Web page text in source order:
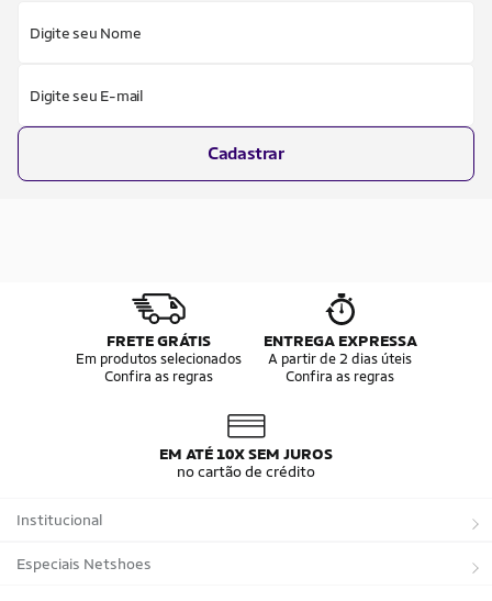
Digite seu Nome
Digite seu E-mail
Cadastrar
FRETE GRÁTIS
Em produtos selecionados
Confira as regras
ENTREGA EXPRESSA
A partir de 2 dias úteis
Confira as regras
EM ATÉ 10X SEM JUROS
no cartão de crédito
Institucional
Sobre a Netshoes
Especiais Netshoes